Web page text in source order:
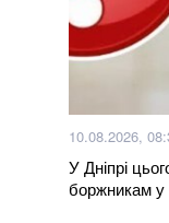
10.08.2026,
У Дніпрі
боржникам у